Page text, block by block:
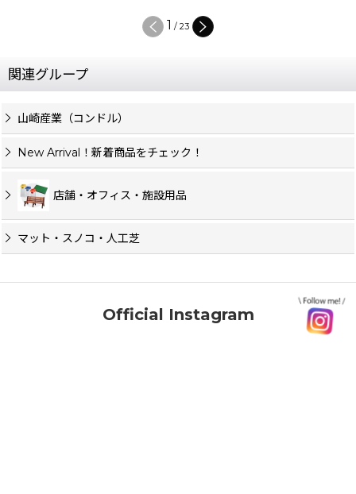
1 / 23
関連グループ
山崎産業（コンドル）
New Arrival！新着商品をチェック！
店舗・オフィス・施設用品
マット・スノコ・人工芝
Official Instagram